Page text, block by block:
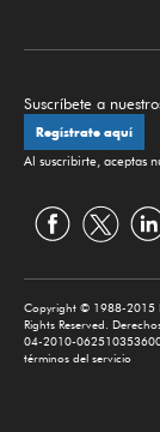
Suscríbete a
Regístrate aquí
Al suscribirte, aceptas
Copyright © 1988-2015
Rights Reserved.
04-2010-
términos del servicio